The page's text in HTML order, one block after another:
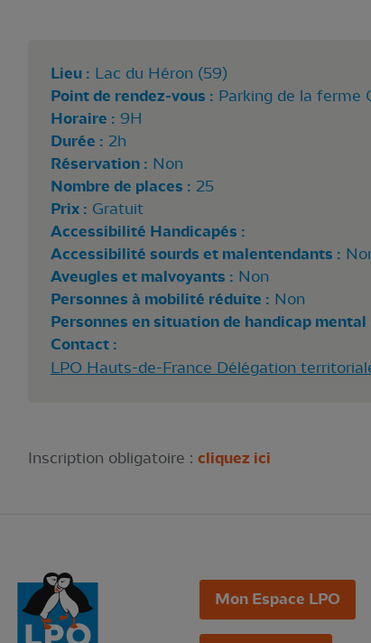
Lieu : Lac du Héron (59)
Point de rendez-vous : Parking de la ferme
Horaire : 9H
Durée : 2h
Réservation : Non
Nombre de places : 25
Prix : Gratuit
Accessibilité Handicapés :
Accessibilité sourds et malentendants :
Aveugles et malvoyants : Non
Personnes à mobilité réduite : Non
Personnes en situation de handicap mental
Contact :
LPO Hauts-de-France Délégation
Inscription obligatoire : cliquez ici
Mon Espace LPO